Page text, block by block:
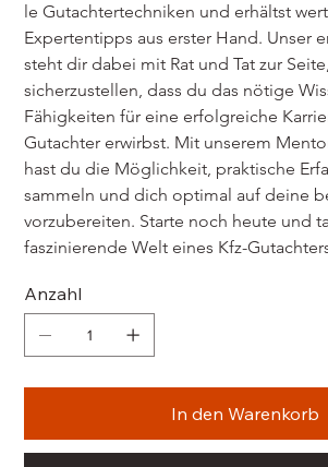
le Gutachtertechniken und erhältst
Expertentipps aus erster Hand. Unser
steht dir dabei mit Rat und Tat zur
sicherzustellen, dass du das nötige
Fähigkeiten für eine erfolgreiche
Gutachter erwirbst. Mit unserem
hast du die Möglichkeit, praktische
sammeln und dich optimal auf deine
vorzubereiten. Starte noch heute und
faszinierende Welt eines Kfz-
Anzahl
In den Warenkorb